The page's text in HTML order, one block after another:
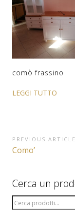
comò frassino
LEGGI TUTTO
articoli
PREVIOUS ARTICLE
Previous
Como’
Cerca un
Cerca: